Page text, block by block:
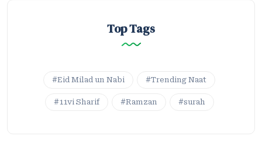
Top Tags
#Eid Milad un Nabi #Trending Naat
#11vi Sharif #Ramzan #surah